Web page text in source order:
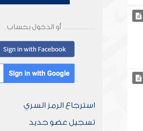
أو الدخول بحساب
استرجاع الرمز السري
تسجيل عضو جديد